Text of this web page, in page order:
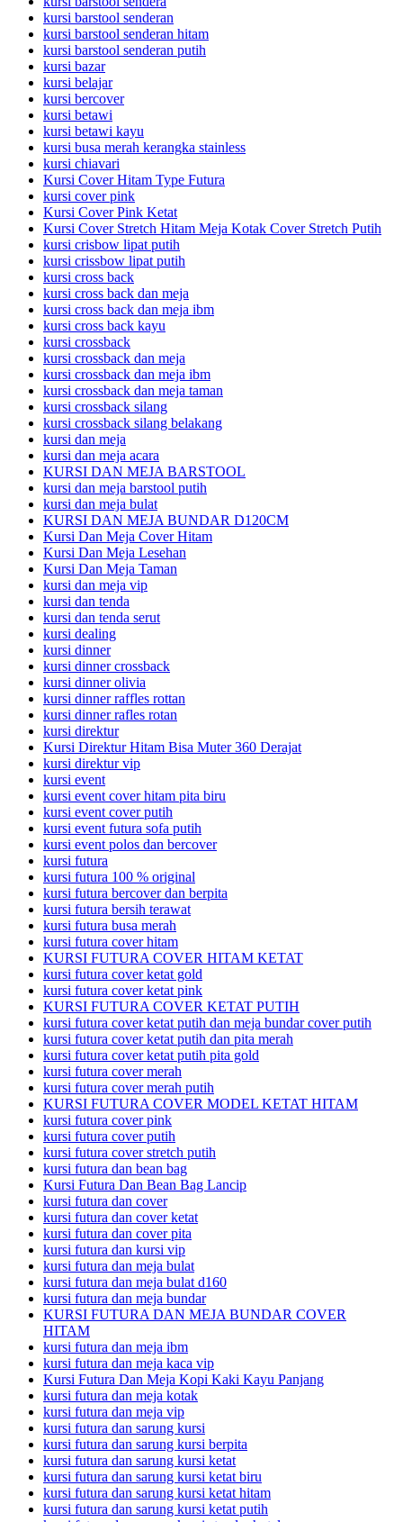
kursi barstool senderan
kursi barstool senderan hitam
kursi barstool senderan putih
kursi bazar
kursi belajar
kursi bercover
kursi betawi
kursi betawi kayu
kursi busa merah kerangka stainless
kursi chiavari
Kursi Cover Hitam Type Futura
kursi cover pink
Kursi Cover Pink Ketat
Kursi Cover Stretch Hitam Meja Kotak Cover Stretch Putih
kursi crisbow lipat putih
kursi crissbow lipat putih
kursi cross back
kursi cross back dan meja
kursi cross back dan meja ibm
kursi cross back kayu
kursi crossback
kursi crossback dan meja
kursi crossback dan meja ibm
kursi crossback dan meja taman
kursi crossback silang
kursi crossback silang belakang
kursi dan meja
kursi dan meja acara
KURSI DAN MEJA BARSTOOL
kursi dan meja barstool putih
kursi dan meja bulat
KURSI DAN MEJA BUNDAR D120CM
Kursi Dan Meja Cover Hitam
Kursi Dan Meja Lesehan
Kursi Dan Meja Taman
kursi dan meja vip
kursi dan tenda
kursi dan tenda serut
kursi dealing
kursi dinner
kursi dinner crossback
kursi dinner olivia
kursi dinner raffles rottan
kursi dinner rafles rotan
kursi direktur
Kursi Direktur Hitam Bisa Muter 360 Derajat
kursi direktur vip
kursi event
kursi event cover hitam pita biru
kursi event cover putih
kursi event futura sofa putih
kursi event polos dan bercover
kursi futura
kursi futura 100 % original
kursi futura bercover dan berpita
kursi futura bersih terawat
kursi futura busa merah
kursi futura cover hitam
KURSI FUTURA COVER HITAM KETAT
kursi futura cover ketat gold
kursi futura cover ketat pink
KURSI FUTURA COVER KETAT PUTIH
kursi futura cover ketat putih dan meja bundar cover putih
kursi futura cover ketat putih dan pita merah
kursi futura cover ketat putih pita gold
kursi futura cover merah
kursi futura cover merah putih
KURSI FUTURA COVER MODEL KETAT HITAM
kursi futura cover pink
kursi futura cover putih
kursi futura cover stretch putih
kursi futura dan bean bag
Kursi Futura Dan Bean Bag Lancip
kursi futura dan cover
kursi futura dan cover ketat
kursi futura dan cover pita
kursi futura dan kursi vip
kursi futura dan meja bulat
kursi futura dan meja bulat d160
kursi futura dan meja bundar
KURSI FUTURA DAN MEJA BUNDAR COVER
HITAM
kursi futura dan meja ibm
kursi futura dan meja kaca vip
Kursi Futura Dan Meja Kopi Kaki Kayu Panjang
kursi futura dan meja kotak
kursi futura dan meja vip
kursi futura dan sarung kursi
kursi futura dan sarung kursi berpita
kursi futura dan sarung kursi ketat
kursi futura dan sarung kursi ketat biru
kursi futura dan sarung kursi ketat hitam
kursi futura dan sarung kursi ketat putih